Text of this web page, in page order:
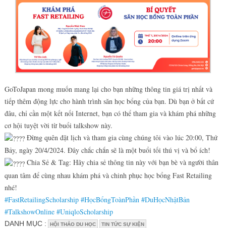
GoToJapan mong muốn mang lại cho bạn những thông tin giá trị nhất và
tiếp thêm động lực cho hành trình săn học bổng của bạn. Dù bạn ở bất cứ
đâu, chỉ cần một kết nối Internet, bạn có thể tham gia và khám phá những
cơ hội tuyệt vời từ buổi talkshow này.
Đừng quên đặt lịch và tham gia cùng chúng tôi vào lúc 20:00, Thứ
Bảy, ngày 20/4/2024. Đây chắc chắn sẽ là một buổi tối thú vị và bổ ích!
Chia Sẻ & Tag: Hãy chia sẻ thông tin này với bạn bè và người thân
quan tâm để cùng nhau khám phá và chinh phục học bổng Fast Retailing
nhé!
#FastRetailingScholarship #HọcBổngToànPhần #DuHọcNhậtBản
#TalkshowOnline #UniqloScholarship
DANH MỤC : HỘI THẢO DU HỌC TIN TỨC SỰ KIỆN